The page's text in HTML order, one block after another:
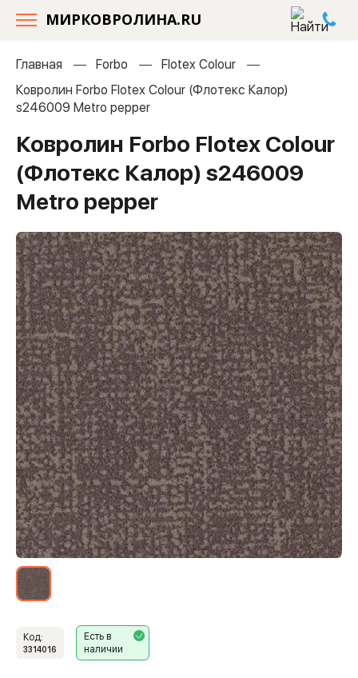
МИРКОВРОЛИНА.RU
Главная Forbo
Flotex Colour
Ковролин Forbo Flotex Colour (Флотекс Калор)
s246009 Metro pepper
Ковролин Forbo Flotex Colour
(Флотекс Калор) s246009
Metro pepper
Код:
3314016
Есть в
наличии